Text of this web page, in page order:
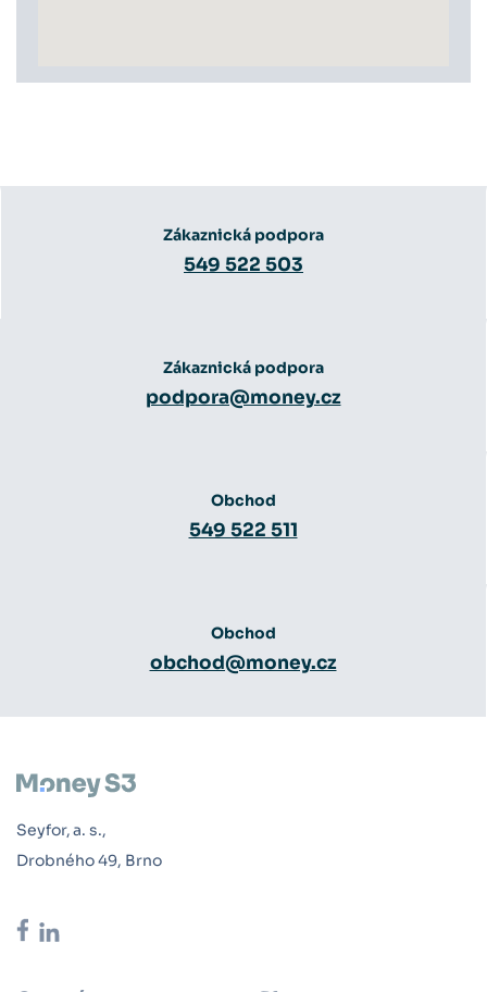
Zákaznická podpora
549 522 503
Zákaznická podpora
podpora@money.cz
Obchod
549 522 511
Obchod
obchod@money.cz
Seyfor, a. s.,
Drobného 49, Brno